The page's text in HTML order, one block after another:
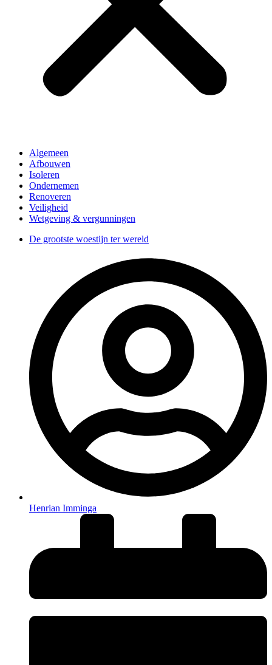
Algemeen
Afbouwen
Isoleren
Ondernemen
Renoveren
Veiligheid
Wetgeving & vergunningen
De grootste woestijn ter wereld
Henrian Imminga